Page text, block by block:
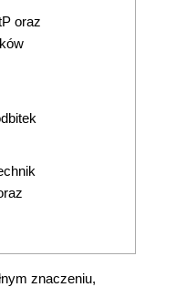
oraz
znaczeniu,